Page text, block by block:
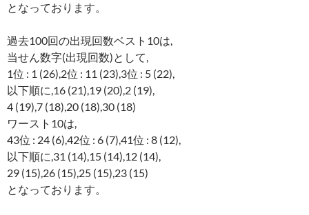
となっております。
過去100回の出現回数ベスト10は,
当せん数字(出現回数)として,
1位 : 1 (26),2位 : 11 (23),3位 : 5 (22),
以下順に,16 (21),19 (20),2 (19),
4 (19),7 (18),20 (18),30 (18)
ワースト10は,
43位 : 24 (6),42位 : 6 (7),41位 : 8 (12),
以下順に,31 (14),15 (14),12 (14),
29 (15),26 (15),25 (15),23 (15)
となっております。